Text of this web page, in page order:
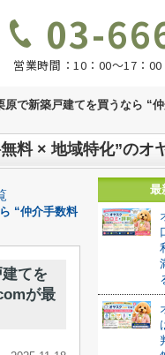
03-
営業時間：10：00～17：
で新築戸建てを買うなら “
“仲介手数料
てを
が最
最